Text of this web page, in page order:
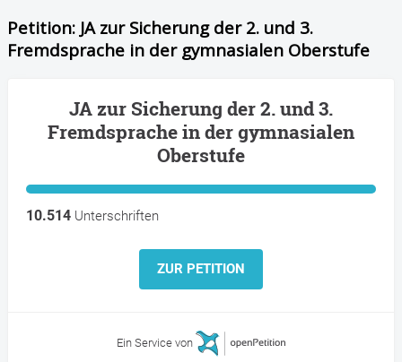
Petition: JA zur Sicherung der 2. und 3.
Fremdsprache in der gymnasialen Oberstufe
JA zur Sicherung der 2. und 3.
Fremdsprache in der gymnasialen
Oberstufe
10.514 Unterschriften
ZUR PETITION
Ein Service von